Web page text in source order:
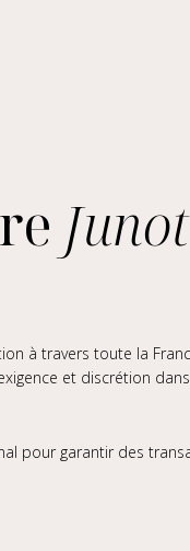
Junot
à travers toute la
et discrétion
pour garantir des